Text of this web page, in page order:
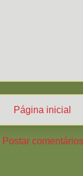
Página inicial
Postar